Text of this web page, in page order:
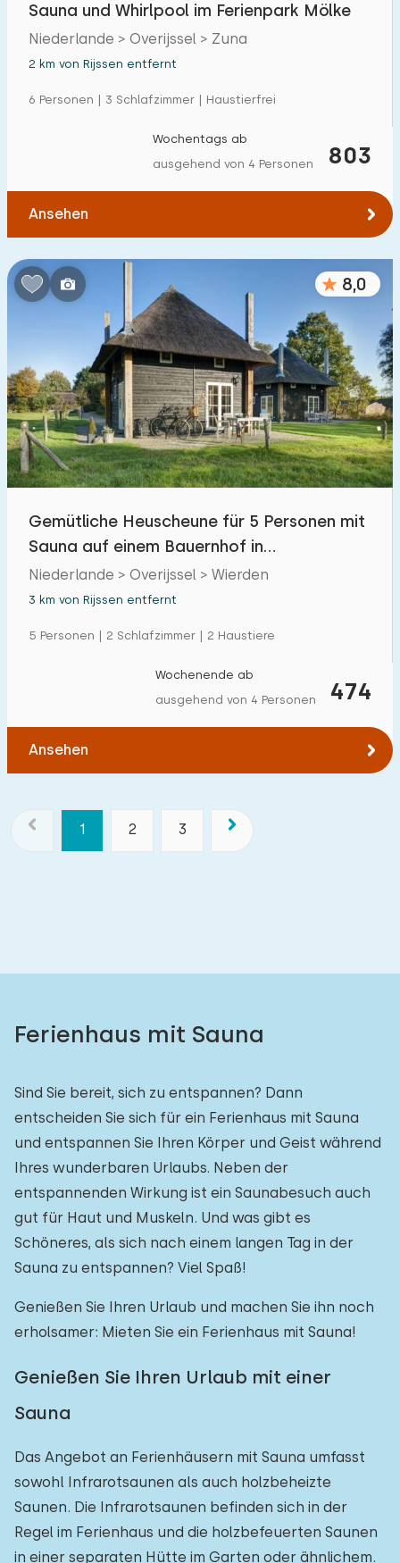
Sauna und Whirlpool im Ferienpark Mölke
Niederlande > Overijssel > Zuna
2 km von Rijssen entfernt
6 Personen | 3 Schlafzimmer | Haustierfrei
803
Wochentags ab
ausgehend von 4 Personen
Ansehen
8,0
Gemütliche Heuscheune für 5 Personen mit
Sauna auf einem Bauernhof in
Twente/Wierden
Niederlande > Overijssel > Wierden
3 km von Rijssen entfernt
5 Personen | 2 Schlafzimmer | 2 Haustiere
474
Wochenende ab
ausgehend von 4 Personen
Ansehen
1 2 3
Ferienhaus mit Sauna
Sind Sie bereit, sich zu entspannen? Dann
entscheiden Sie sich für ein Ferienhaus mit Sauna
und entspannen Sie Ihren Körper und Geist während
Ihres wunderbaren Urlaubs. Neben der
entspannenden Wirkung ist ein Saunabesuch auch
gut für Haut und Muskeln. Und was gibt es
Schöneres, als sich nach einem langen Tag in der
Sauna zu entspannen? Viel Spaß!
Genießen Sie Ihren Urlaub und machen Sie ihn noch
erholsamer: Mieten Sie ein Ferienhaus mit Sauna!
Genießen Sie Ihren Urlaub mit einer
Sauna
Das Angebot an Ferienhäusern mit Sauna umfasst
sowohl Infrarotsaunen als auch holzbeheizte
Saunen. Die Infrarotsaunen befinden sich in der
Regel im Ferienhaus und die holzbefeuerten Saunen
in einer separaten Hütte im Garten oder ähnlichem.